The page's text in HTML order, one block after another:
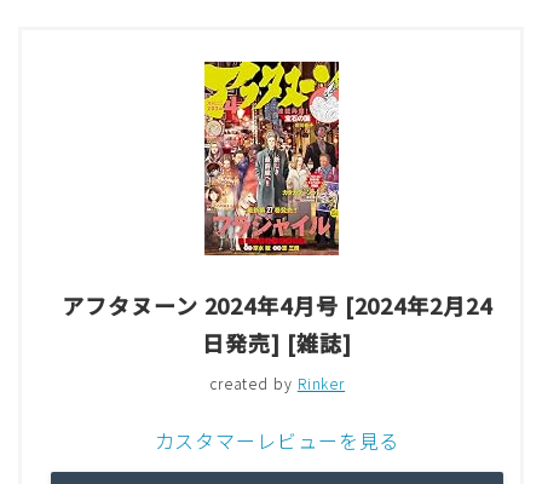
アフタヌーン 2024年4月号 [2024年2月24
日発売] [雑誌]
created by Rinker
カスタマーレビューを見る